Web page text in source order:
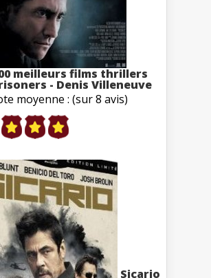
meilleurs films thrillers
- Denis Villeneuve
moyenne : (sur 8 avis)
Sicario